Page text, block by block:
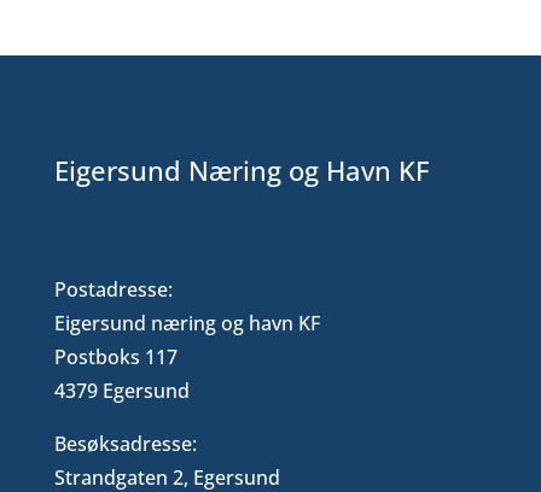
Eigersund Næring og Havn KF
Postadresse:
Eigersund næring og havn KF
Postboks 117
4379 Egersund
Besøksadresse:
Strandgaten 2, Egersund